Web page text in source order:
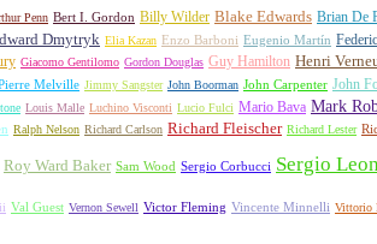
Penn Bert I. Gordon Billy Wilder Blake Edwards Brian De
Dmytryk Elia Kazan Enzo Barboni Eugenio Martín
Giacomo Gentilomo Gordon Douglas Guy Hamilton Henri
Melville Jimmy Sangster John Boorman John Carpenter John
Louis Malle Luchino Visconti Lucio Fulci Mario Bava Mark
Ralph Nelson Richard Carlson Richard Fleischer Richard Lester
Roy Ward Baker Sam Wood Sergio Corbucci Sergio
Val Guest Vernon Sewell Victor Fleming Vincente Minnelli Vittorio